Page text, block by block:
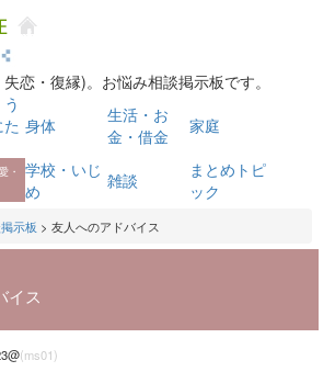
恋・復縁)。お悩み相談掲示板です。
身体
生活・お
金・借金
家庭
・
学校・いじ
め
雑談
まとめトピ
ック
示板 > 友人へのアドバイス
イス
(ms01)